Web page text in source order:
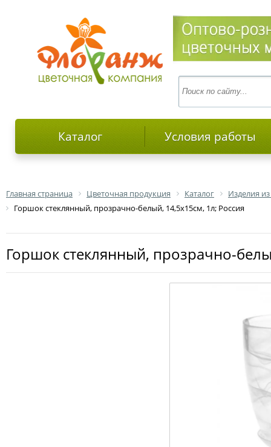
Каталог Условия работы
Главная страница Цветочная продукция Каталог
Изделия
Горшок стеклянный, прозрачно-белый, 14,5х15см, 1л; Россия
Горшок стеклянный, прозрачно-